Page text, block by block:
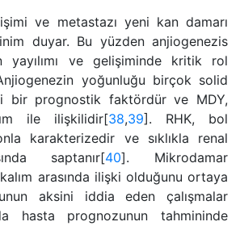
ve metastazı yeni kan damarı
duyar. Bu yüzden anjiogenezis
yayılımı ve gelişiminde kritik rol
yoğunluğu birçok solid
bir prognostik faktördür ve MDY,
ile ilişkilidir[38,39]. RHK, bol
karakterizedir ve sıklıkla renal
saptanır[40]. Mikrodamar
arasında ilişki olduğunu ortaya
aksini iddia eden çalışmalar
hasta prognozunun tahmininde